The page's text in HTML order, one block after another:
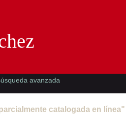
catalogada en línea"
avanzada